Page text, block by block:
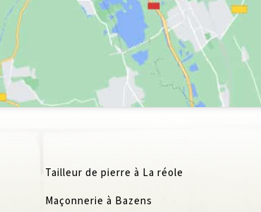
Tailleur de pierre à La réole
Maçonnerie à Bazens